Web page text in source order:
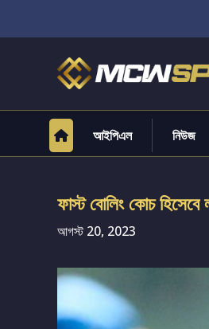
আইপিএল নিউজ
ফাস্ট বোলিং কোচ হিসেবে
আগস্ট 20, 2023